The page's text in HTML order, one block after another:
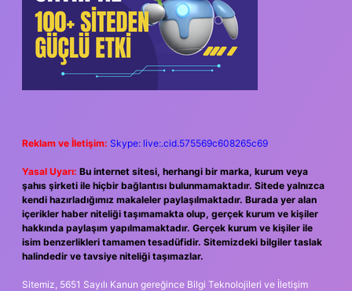
Reklam ve İletişim: Skype: live:.cid.575569c608265c69
Yasal Uyarı: Bu internet sitesi, herhangi bir marka, kurum veya
şahıs şirketi ile hiçbir bağlantısı bulunmamaktadır. Sitede yalnızca
kendi hazırladığımız makaleler paylaşılmaktadır. Burada yer alan
içerikler haber niteliği taşımamakta olup, gerçek kurum ve kişiler
hakkında paylaşım yapılmamaktadır. Gerçek kurum ve kişiler ile
isim benzerlikleri tamamen tesadüfidir. Sitemizdeki bilgiler taslak
halindedir ve tavsiye niteliği taşımazlar.
Sitemiz, 5651 Sayılı Kanun gereğince Bilgi Teknolojileri ve İletişim